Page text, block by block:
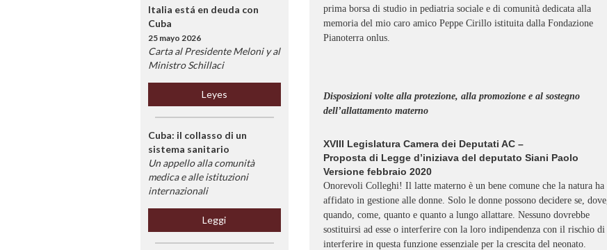
prima borsa di studio in pediatria sociale e di comunità dedicata alla
memoria del mio caro amico Peppe Cirillo istituita dalla Fondazione
Pianoterra onlus.
Disposizioni volte alla protezione, alla promozione e al sostegno
dell’allattamento materno
XVIII Legislatura Camera dei Deputati AC –
Proposta di Legge d’iniziava del deputato Siani Paolo
Versione febbraio 2020
Onorevoli Colleghi! Il latte materno è un bene comune che la natura ha
affidato in gestione alle donne. Solo le donne possono decidere se, dove,
quando, come, quanto e quanto a lungo allattare. Nessuno dovrebbe
sostituirsi ad esse o interferire con la loro indipendenza con il rischio di
interferire in questa funzione essenziale per la crescita del neonato.
Italia está en deuda con
Cuba
25 mayo 2026
Carta al Presidente Meloni y al
Ministro Schillaci
Leyes
Cuba: il collasso di un
sistema sanitario
Un appello alla comunità
medica e alle istituzioni
internazionali
Leggi